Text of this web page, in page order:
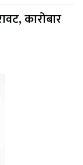
कारोबार